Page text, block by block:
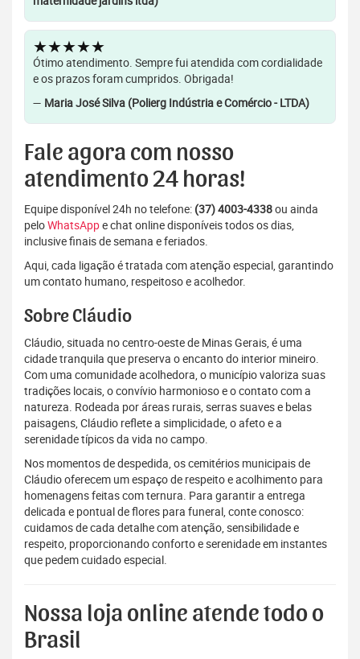
★★★★★
Ótimo atendimento. Sempre fui atendida com cordialidade
e os prazos foram cumpridos. Obrigada!
— Maria José Silva (Polierg Indústria e Comércio - LTDA)
Fale agora com nosso
atendimento 24 horas!
Equipe disponível 24h no telefone: (37) 4003-4338ou ainda
peloWhatsAppe chat online disponíveis todos os dias,
inclusive finais de semana e feriados.
Aqui, cada ligação é tratada com atenção especial, garantindo
um contato humano, respeitoso e acolhedor.
Sobre Cláudio
Cláudio, situada no centro-oeste de Minas Gerais, é uma
cidade tranquila que preserva o encanto do interior mineiro.
Com uma comunidade acolhedora, o município valoriza suas
tradições locais, o convívio harmonioso e o contato com a
natureza. Rodeada por áreas rurais, serras suaves e belas
paisagens, Cláudio reflete a simplicidade, o afeto e a
serenidade típicos da vida no campo.
Nos momentos de despedida, os cemitérios municipais de
Cláudio oferecem um espaço de respeito e acolhimento para
homenagens feitas com ternura. Para garantir a entrega
delicada e pontual de flores para funeral, conte conosco:
cuidamos de cada detalhe com atenção, sensibilidade e
respeito, proporcionando conforto e serenidade em instantes
que pedem cuidado especial.
Nossa loja online atende todo o
Brasil